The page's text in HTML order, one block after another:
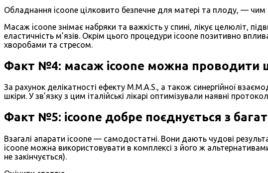
Обладнання icoone цілковито безпечне для матері та плоду, — чим
Масаж icoone знімає набряки та важкість у спині, лікує целюліт,
еластичність м’язів. Окрім цього процедури icoone позитивно
хворобами та стресом.
Факт №4: масаж icoone можна проводити
За рахунок делікатності ефекту M.M.A.S., а також синергійної
шкіри. У зв’язку з цим італійські лікарі оптимізували наявні
Факт №5: icoone добре поєднується з
Взагалі апарати icoone — самодостатні. Вони дають чудові
icoone можна використовувати в комплексі з його ж
не закінчується).